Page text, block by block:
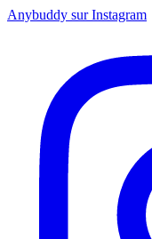
Anybuddy sur Instagram